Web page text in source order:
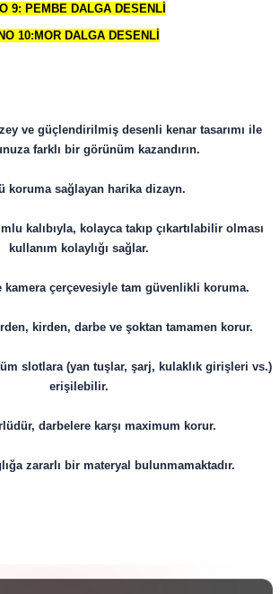
9: PEMBE DALGA DESENLİ
NO 10:MOR DALGA DESENLİ
ve güçlendirilmiş desenli kenar tasarımı ile
farklı bir görünüm kazandırın.
koruma sağlayan harika dizayn.
kalıbıyla, kolayca takıp çıkartılabilir olması
kullanım kolaylığı sağlar.
kamera çerçevesiyle tam güvenlikli koruma.
kirden, darbe ve şoktan tamamen korur.
slotlara (yan tuşlar, şarj, kulaklık girişleri vs.)
erişilebilir.
darbelere karşı maximum korur.
zararlı bir materyal bulunmamaktadır.